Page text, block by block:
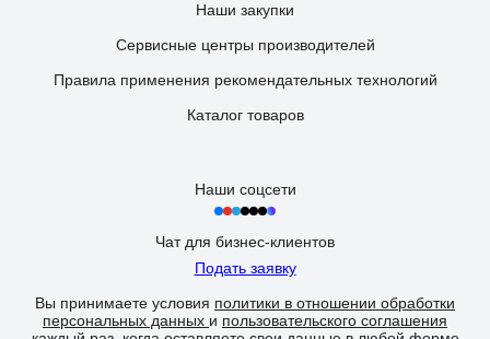
Наши закупки
Сервисные центры производителей
Правила применения рекомендательных технологий
Каталог товаров
Наши соцсети
Чат для бизнес-клиентов
Подать заявку
Вы принимаете условия политики в отношении обработки
персональных данных и пользовательского соглашения